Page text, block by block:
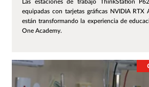
Las estaciones de trabajo ThinkStation
equipadas con tarjetas gráficas NVIDIA RTX
están transformando la experiencia de
One Academy.